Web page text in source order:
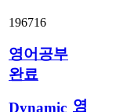
196716
영어공부
완료
Dynamic 영